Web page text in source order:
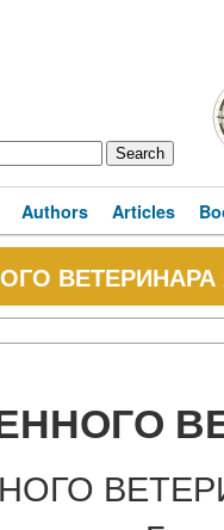
Authors Articles
ВЕТЕРИНАРА